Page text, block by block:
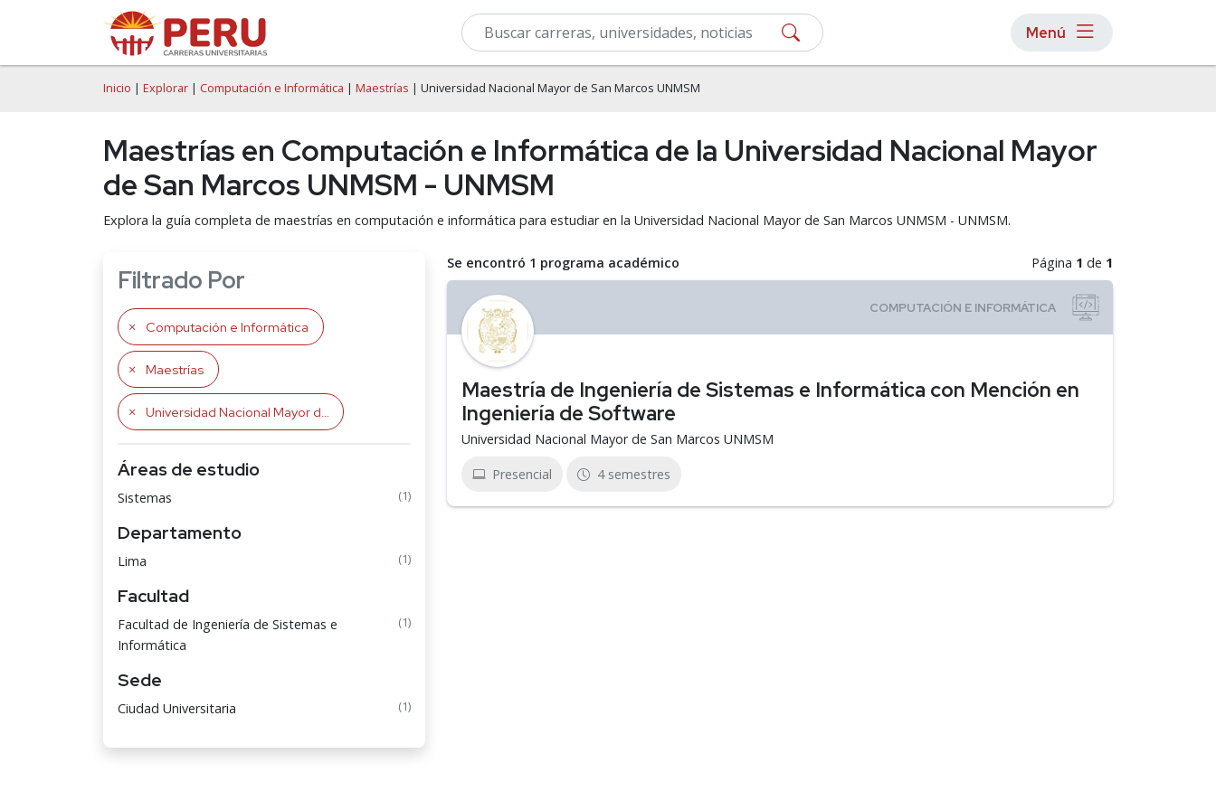
Menú
Inicio | Explorar | Computación e Informática | Maestrías | Universidad Nacional Mayor de San Marcos UNMSM
Maestrías en Computación e Informática de la Universidad Nacional Mayor
de San Marcos UNMSM - UNMSM
Explora la guía completa de maestrías en computación e informática para estudiar en la Universidad Nacional Mayor de San Marcos UNMSM - UNMSM.
Filtrado Por
Computación e Informática
Maestrías
Universidad Nacional Mayor de San Marcos UNMSM
Áreas de estudio
Sistemas (1)
Departamento
Lima (1)
Facultad
Facultad de Ingeniería de Sistemas e
Informática
(1)
Sede
Ciudad Universitaria (1)
Se encontró 1 programa académico Página 1 de 1
Maestría de Ingeniería de Sistemas e Informática con Mención en
Ingeniería de Software
Universidad Nacional Mayor de San Marcos UNMSM
Presencial 4 semestres